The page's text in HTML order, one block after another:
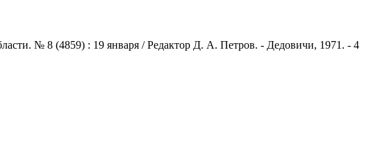
№ 8 (4859) : 19 января / Редактор Д. А. Петров. - Дедовичи, 1971. - 4